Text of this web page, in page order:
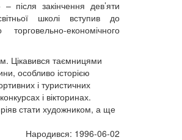
після закінчення дев’яти
школі вступив до
торговельно-економічного
Цікавився таємницями
особливо історією
і туристичних
і вікторинах.
стати художником, а ще
Народився: 1996-06-02